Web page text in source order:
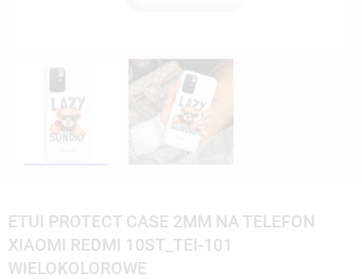
ETUI PROTECT CASE 2MM NA TELEFON
XIAOMI REDMI 10ST_TEI-101
WIELOKOLOROWE